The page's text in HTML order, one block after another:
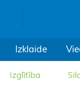
Izklaide
Izglītība